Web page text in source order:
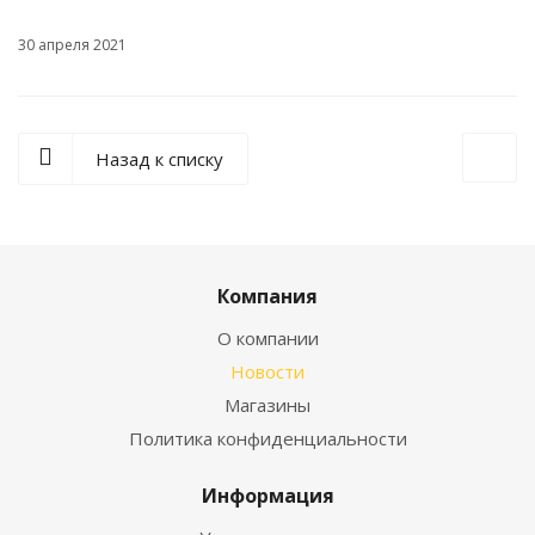
30 апреля 2021
Назад к списку
Компания
О компании
Новости
Магазины
Политика конфиденциальности
Информация